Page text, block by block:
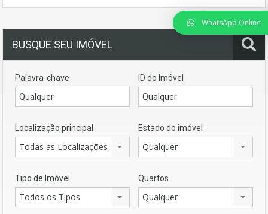
BUSQUE SEU IMÓVEL
Palavra-chave ID do Imóvel
Localização principal
Todas as Localizações
Estado do imóvel
Qualquer
Tipo de Imóvel
Todos os Tipos
Quartos
Qualquer
WhatsApp Online